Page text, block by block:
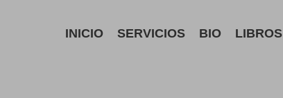
INICIO SERVICIOS BIO LIBROS